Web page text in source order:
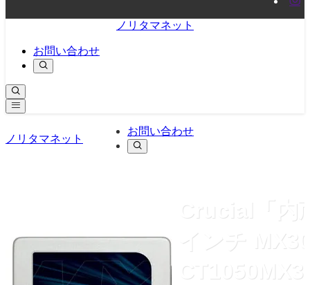
ノリタマネット
お問い合わせ
ノリタマネット
お問い合わせ
Crucial「内
インチ